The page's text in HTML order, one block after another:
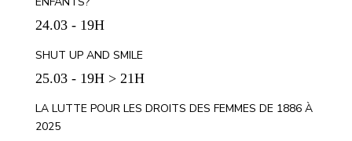
24.03 - 19H
SHUT UP AND SMILE
25.03 - 19H > 21H
LA LUTTE POUR LES DROITS DES FEMMES DE 1886 À
2025